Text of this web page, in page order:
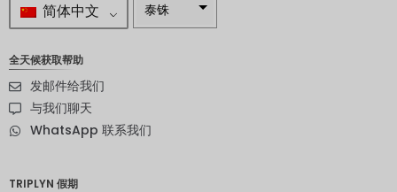
简体中文 泰铢
挪威克朗
全天候获取帮助
发邮件给我们
与我们聊天
WhatsApp 联系我们
TRIPLYN 假期